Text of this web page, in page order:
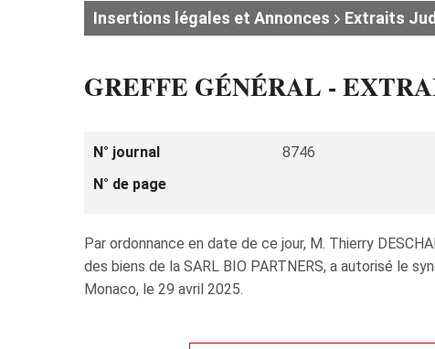
Insertions légales et Annonces Extraits
GREFFE GÉNÉRAL -
N° journal 8746
N° de page
Par ordonnance en date de ce jour, M. Thierry
des biens de la SARL BIO PARTNERS, a autorisé le
Monaco, le 29 avril 2025.